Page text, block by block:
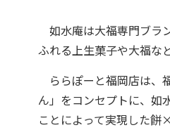
如水庵は大福専門ブラ
ふれる上生菓子や大福な
ららぽーと福岡店は、
ん」をコンセプトに、如
ことによって実現した